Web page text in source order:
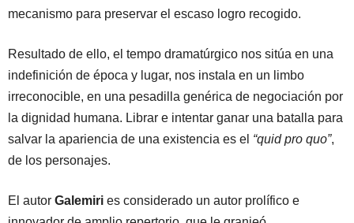
mecanismo para preservar el escaso logro recogido.
Resultado de ello, el tempo dramatúrgico nos sitúa en una
indefinición de época y lugar, nos instala en un limbo
irreconocible, en una pesadilla genérica de negociación por
la dignidad humana. Librar e intentar ganar una batalla para
salvar la apariencia de una existencia es el “quid pro quo”,
de los personajes.
El autor Galemiri es considerado un autor prolífico e